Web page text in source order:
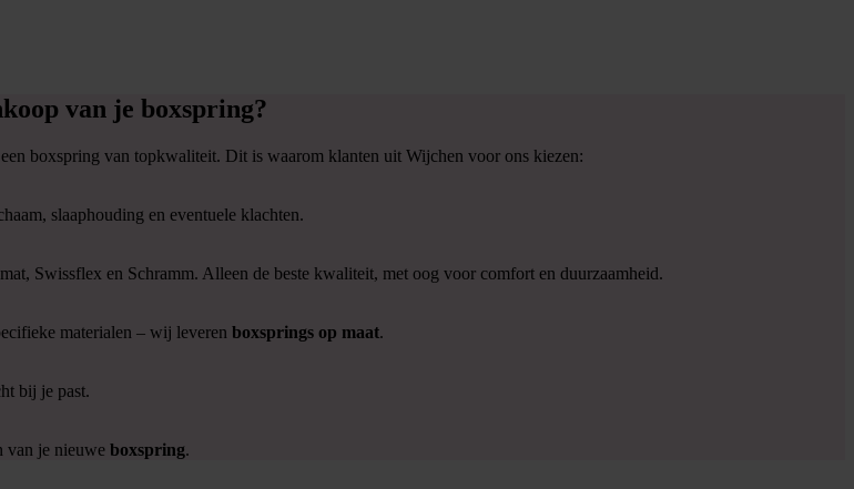
van je boxspring?
boxspring van topkwaliteit. Dit is waarom klanten uit Wijchen voor ons kiezen:
slaaphouding en eventuele klachten.
Swissflex en Schramm. Alleen de beste kwaliteit, met oog voor comfort en duurzaamheid.
materialen – wij leveren boxsprings op maat.
bij je past.
van je nieuwe boxspring.